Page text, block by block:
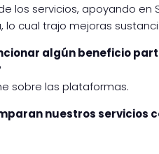
los servicios, apoyando
lo cual trajo mejoras
algún beneficio
sobre las plataformas.
nuestros servicios